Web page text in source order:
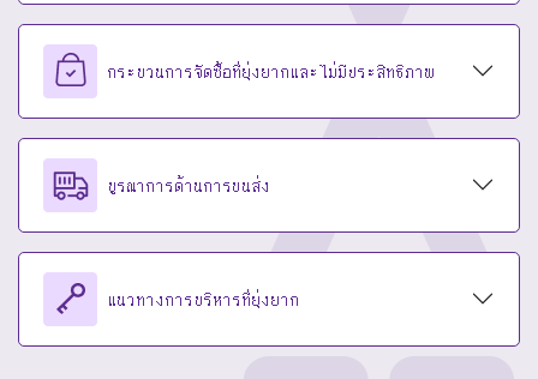
กระบวนการจัดซื้อที่ยุ่งยากและไม่มีประสิทธิภาพ
บูรณาการด้านการขนส่ง
แนวทางการบริหารที่ยุ่งยาก